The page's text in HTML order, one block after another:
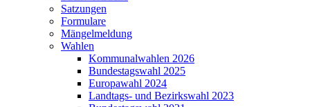
Satzungen
Formulare
Mängelmeldung
Wahlen
Kommunalwahlen 2026
Bundestagswahl 2025
Europawahl 2024
Landtags- und Bezirkswahl 2023